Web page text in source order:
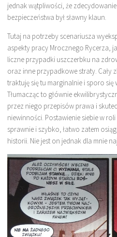
jednak wątpliwości, że
bezpieczeństwa był sławny klaun.
Tutaj na potrzeby scenariusza
aspekty pracy Mrocznego Rycerza,
liczne przypadki uszczerbku na
oraz inne przypadkowe straty. Cały
traktuję się tu marginalnie i sporo się
Tłumacząc to głównie
przez niego przepisów prawa i
niewinności. Postawienie siebie w
sprawnie i szybko, łatwo zatem
historii. Nie jest on jednak dla mnie